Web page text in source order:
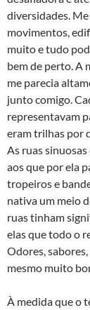
diversidades.
movimentos,
muito e tudo
bem de perto. A
me parecia
junto comigo.
representavam
eram trilhas por
As ruas
aos que por ela
tropeiros e
nativa um meio
ruas tinham
elas que todo o
Odores,
mesmo muito
À medida que o